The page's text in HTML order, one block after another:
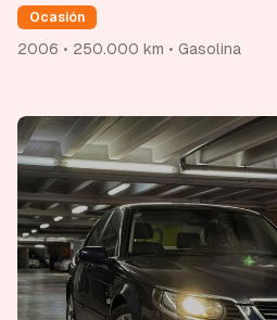
Ocasión
2006 • 250.000 km • Gasolina